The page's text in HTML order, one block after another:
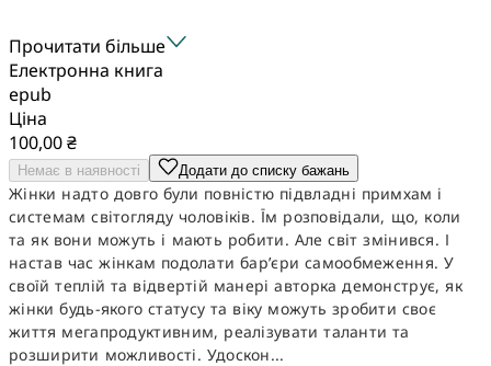
Прочитати більше
Електронна книга
epub
Ціна
100,00 ₴
Немає в наявності Додати до списку бажань
Жінки надто довго були повністю підвладні примхам і
системам світогляду чоловіків. Їм розповідали, що, коли
та як вони можуть і мають робити. Але світ змінився. І
настав час жінкам подолати бар’єри самообмеження. У
своїй теплій та відвертій манері авторка демонструє, як
жінки будь-якого статусу та віку можуть зробити своє
життя мегапродуктивним, реалізувати таланти та
розширити можливості. Удоскон...